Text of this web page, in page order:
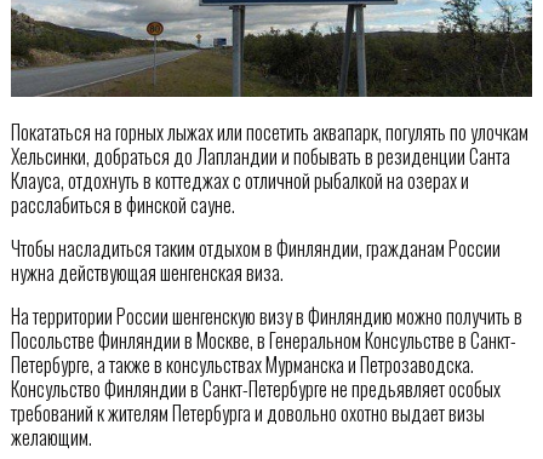
Покататься на горных лыжах или посетить аквапарк, погулять по улочкам
Хельсинки, добраться до Лапландии и побывать в резиденции Санта
Клауса, отдохнуть в коттеджах с отличной рыбалкой на озерах и
расслабиться в финской сауне.
Чтобы насладиться таким отдыхом в Финляндии, гражданам России
нужна действующая шенгенская виза.
На территории России шенгенскую визу в Финляндию можно получить в
Посольстве Финляндии в Москве, в Генеральном Консульстве в Санкт-
Петербурге, а также в консульствах Мурманска и Петрозаводскa.
Консульство Финляндии в Санкт-Петербурге не предьявляет особых
требований к жителям Петербурга и довольно охотно выдает визы
желающим.